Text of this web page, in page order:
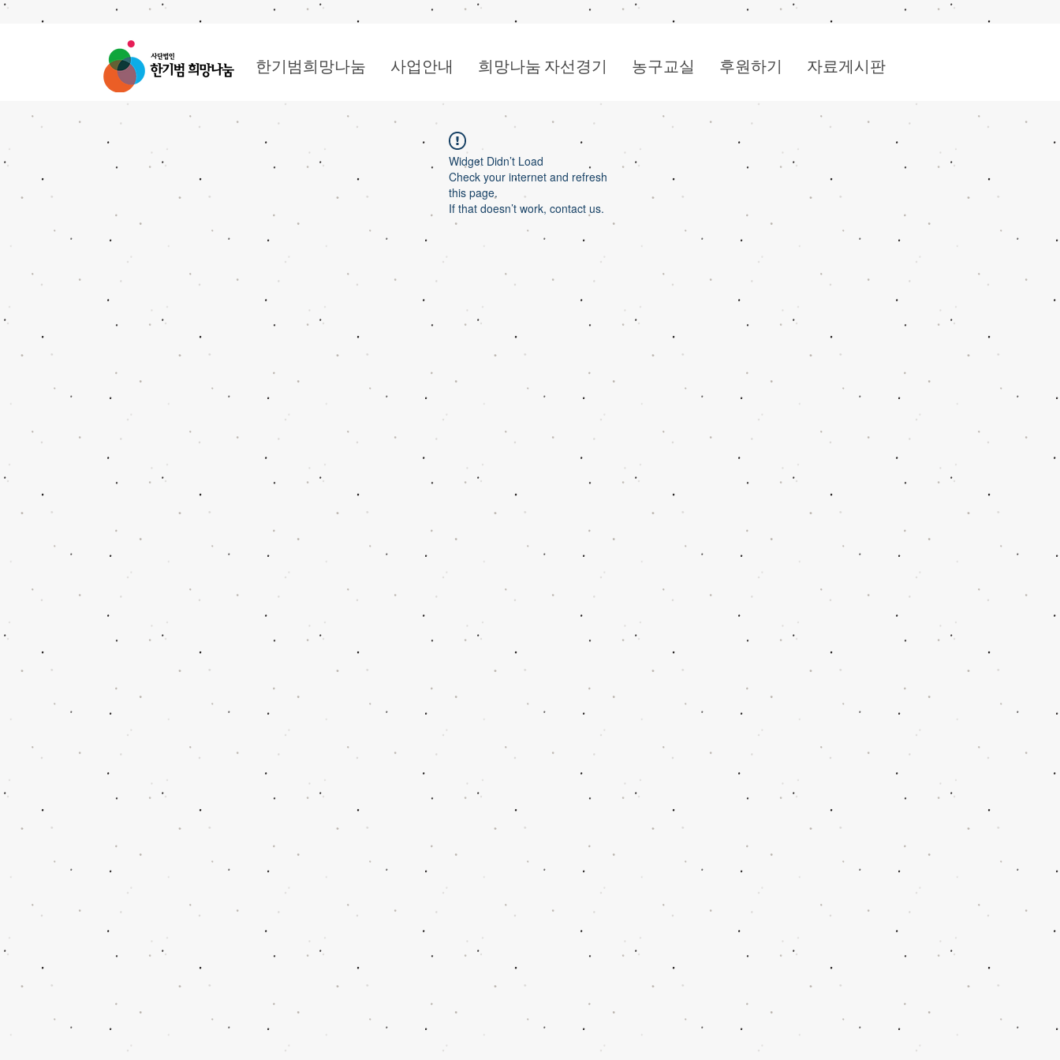
한기범희망나눔 사업안내 희망나눔 자선경기 농구교실 후원하기 자료게시판
Widget Didn’t Load
Check your internet and refresh
this page.
If that doesn’t work, contact us.